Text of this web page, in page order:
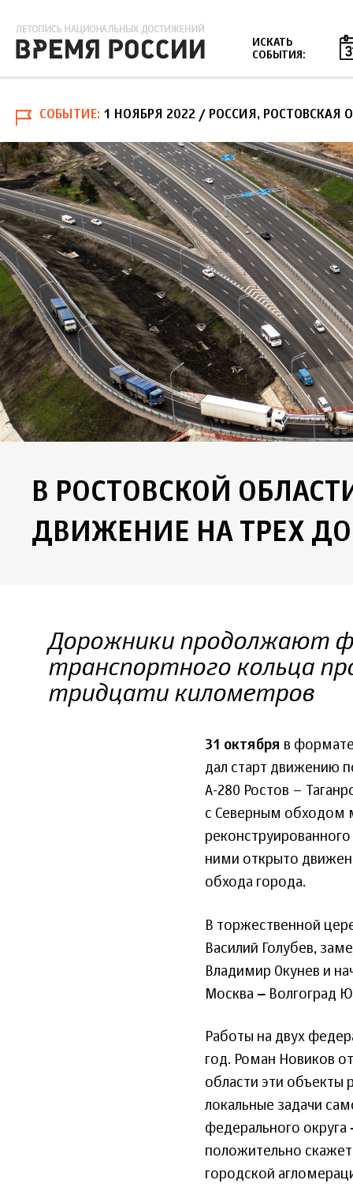
ИСКАТЬ
СОБЫТИЯ:
СОБЫТИЕ 1 НОЯБРЯ 2022 / РОССИЯ, РОСТОВСКАЯ
В РОСТОВСКОЙ
ДВИЖЕНИЕ НА ТРЕХ
Дорожники продолжают
транспортного кольца
тридцати километров
31 октября в
дал старт движению
А-280 Ростов –
с Северным обходом
ними открыто
обхода города.
В торжественной
Василий Голубев,
Владимир Окунев и
Москва ‒ Волгоград
Работы на двух
год. Роман Новиков
области эти объекты
локальные задачи
федерального
положительно
городской